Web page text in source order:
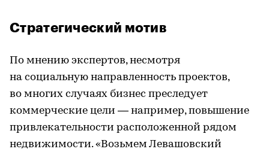
Стратегический мотив
По мнению экспертов, несмотря
на социальную направленность проектов,
во многих случаях бизнес преследует
коммерческие цели — например, повышение
привлекательности расположенной рядом
недвижимости. «Возьмем Левашовский